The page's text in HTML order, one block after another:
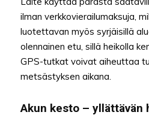
ilman verkkovierailumaksuja,
luotettavan myös syrjäisillä
olennainen etu, sillä heikolla
GPS-tutkat voivat aiheuttaa
metsästyksen aikana.
Akun kesto – yllättävän